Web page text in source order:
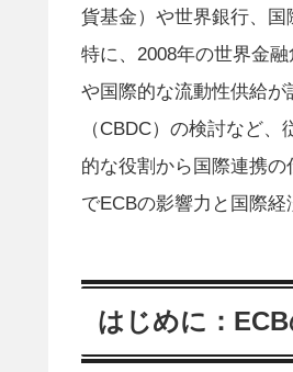
貨基金）や世界銀行、国
特に、2008年の世界金
や国際的な流動性供給
（CBDC）の検討など
的な役割から国際連携
でECBの影響力と国際経
はじめに：